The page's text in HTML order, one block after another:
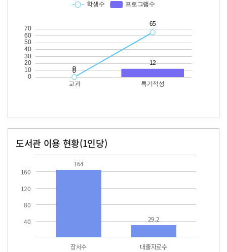
도서관 이용 현황(1인당)
40
80
120
160
장서수 대출자료수
164
29.2